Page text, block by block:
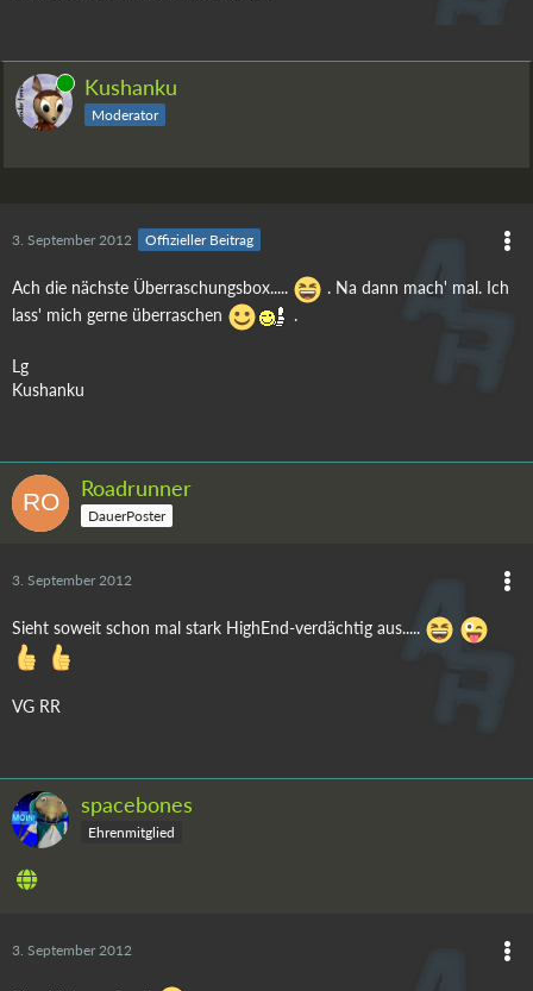
Online Kushanku
Moderator
3. September 2012 Offizieller Beitrag
Ach die nächste Überraschungsbox.....
. Na dann mach' mal. Ich
lass' mich gerne überraschen
.
Lg
Kushanku
Roadrunner
DauerPoster
3. September 2012
Sieht soweit schon mal stark HighEnd-verdächtig aus.....
VG RR
spacebones
Ehrenmitglied
3. September 2012